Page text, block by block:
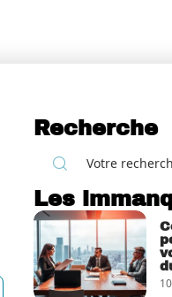
Recherche
Les